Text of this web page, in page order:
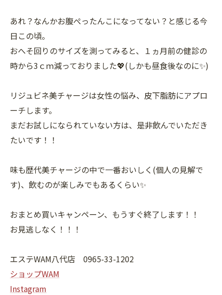
あれ？なんかお腹ぺったんこになってない？と感じる今
日この頃。
おへそ回りのサイズを測ってみると、１ヵ月前の健診の
時から3ｃｍ減っておりました💖(しかも昼食後なのに✨)
リジュビネ美チャージは女性の悩み、皮下脂肪にアプロ
ーチします。
まだお試しになられていない方は、是非飲んでいただき
たいです！！
味も歴代美チャージの中で一番おいしく(個人の見解で
す)、飲むのが楽しみでもあるくらい✨
おまとめ買いキャンペーン、もうすぐ終了します！！
お見逃しなく！！！
エステWAM八代店 0965-33-1202
ショップWAM
Instagram